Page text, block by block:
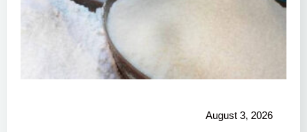
August 3, 2026